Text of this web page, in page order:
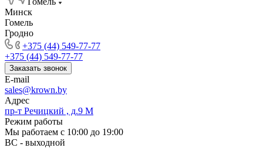
Минск
Гомель
Гродно
+375 (44) 549-77-77
+375 (44) 549-77-77
Заказать звонок
E-mail
sales@krown.by
Адрес
пр-т Речицкий , д.9 М
Режим работы
Мы работаем с 10:00 до 19:00
ВС - выходной